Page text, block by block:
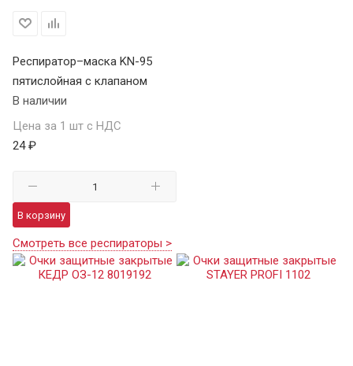
Респиратор–маска KN-95
пятислойная с клапаном
В наличии
Цена за 1 шт с НДС
24 ₽
В корзину
Смотреть все респираторы >